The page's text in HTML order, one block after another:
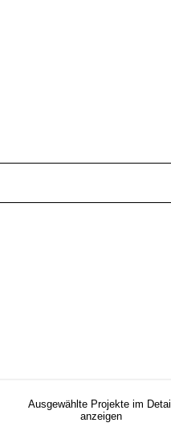
Ausgewählte Projekte im Detail
anzeigen